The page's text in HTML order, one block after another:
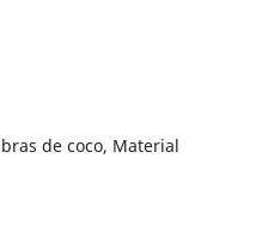
de coco, Material